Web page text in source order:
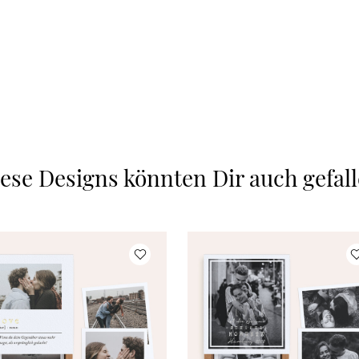
Designs könnten Dir auch